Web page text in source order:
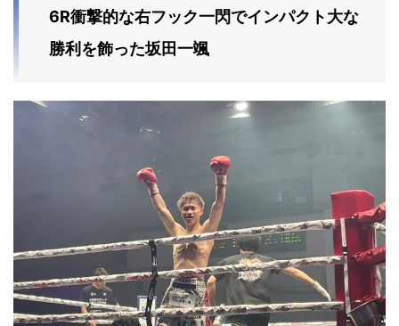
6R衝撃的な右フック一閃でインパクト大な
勝利を飾った坂田一颯